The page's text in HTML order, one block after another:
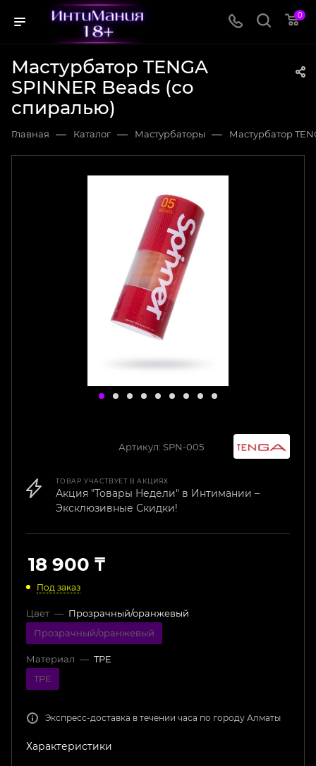
0
Мастурбатор TENGA
SPINNER Beads (со
спиралью)
Главная — Каталог — Мастурбаторы — Мастурбатор
Артикул: SPN-005
ТОВАР УЧАСТВУЕТ В АКЦИЯХ
Акция "Товары Недели" в Интимании –
Эксклюзивные Скидки!
18 900 ₸
Под заказ
Цвет — Прозрачный/оранжевый
Прозрачный/оранжевый
Материал — TPE
TPE
Экспресс-доставка в течении часа по городу Алматы
Характеристики